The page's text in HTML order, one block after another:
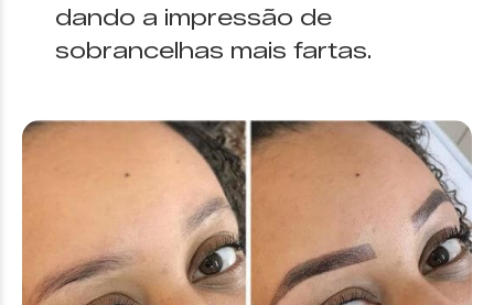
dando a impressão de
sobrancelhas mais fartas.